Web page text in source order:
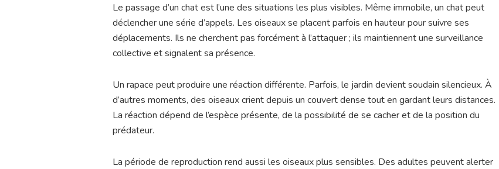
Le passage d’un chat est l’une des situations les plus visibles. Même immobile, un chat peut
déclencher une série d’appels. Les oiseaux se placent parfois en hauteur pour suivre ses
déplacements. Ils ne cherchent pas forcément à l’attaquer ; ils maintiennent une surveillance
collective et signalent sa présence.
Un rapace peut produire une réaction différente. Parfois, le jardin devient soudain silencieux. À
d’autres moments, des oiseaux crient depuis un couvert dense tout en gardant leurs distances.
La réaction dépend de l’espèce présente, de la possibilité de se cacher et de la position du
prédateur.
La période de reproduction rend aussi les oiseaux plus sensibles. Des adultes peuvent alerter